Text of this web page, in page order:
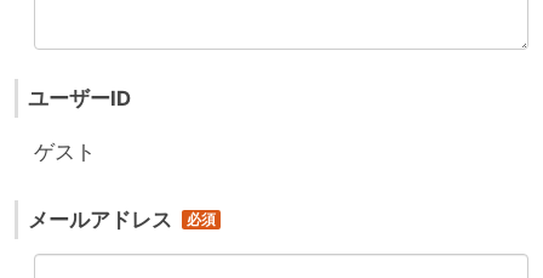
ユーザーID
ゲスト
メールアドレス